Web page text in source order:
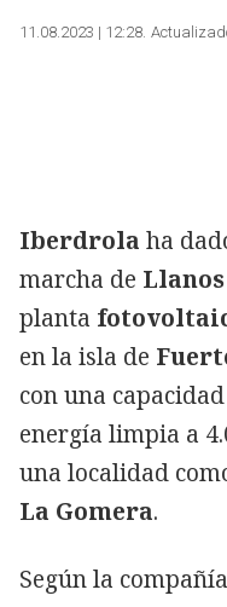
11.08.2023 | 12:28
Iberdrola ha
marcha de
planta
en la isla de
con una
energía limpia a
una localidad
La Gomera.
Según la